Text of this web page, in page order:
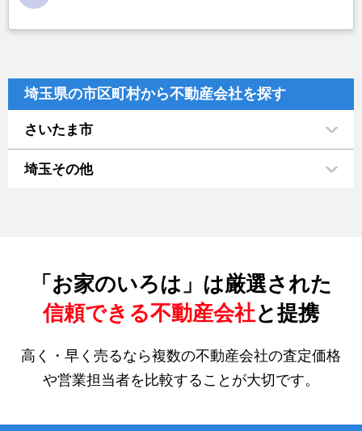
埼玉県の市区町村から不動産会社を探す
さいたま市
埼玉その他
「お家のいろは」は厳選された
信頼できる不動産会社と提携
高く・早く売るなら複数の不動産会社の査定価格
や営業担当者を比較することが大切です。